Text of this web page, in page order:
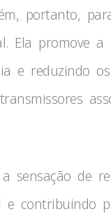
portanto,
Ela promove
e reduzindo
sensação de
e contribuindo